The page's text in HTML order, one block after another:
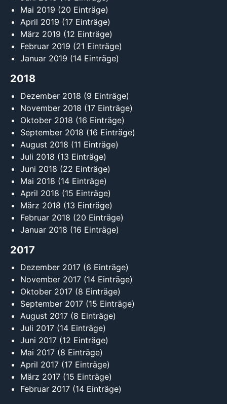
Mai 2019 (20 Einträge)
April 2019 (17 Einträge)
März 2019 (12 Einträge)
Februar 2019 (21 Einträge)
Januar 2019 (14 Einträge)
2018
Dezember 2018 (9 Einträge)
November 2018 (17 Einträge)
Oktober 2018 (16 Einträge)
September 2018 (16 Einträge)
August 2018 (11 Einträge)
Juli 2018 (13 Einträge)
Juni 2018 (22 Einträge)
Mai 2018 (14 Einträge)
April 2018 (15 Einträge)
März 2018 (13 Einträge)
Februar 2018 (20 Einträge)
Januar 2018 (16 Einträge)
2017
Dezember 2017 (6 Einträge)
November 2017 (14 Einträge)
Oktober 2017 (8 Einträge)
September 2017 (15 Einträge)
August 2017 (8 Einträge)
Juli 2017 (14 Einträge)
Juni 2017 (12 Einträge)
Mai 2017 (8 Einträge)
April 2017 (17 Einträge)
März 2017 (15 Einträge)
Februar 2017 (14 Einträge)